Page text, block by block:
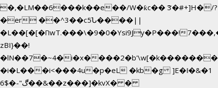
�,�LM��6���k��e��/W�ƙc�� ͞3�#+]H�/?
�er ��^3��c5Ն����||
�L��[�[�חwT.���\�9�0�Ysi9Jy�P���!7���,�>�P�z�k��-
zBI}��!
�lN��7�~4�i�x�
�i�L���i<���4u�p�eL �kb�g ]E�ǁ�&�1
6$�-"ڰ��&��z���]�kvX� �